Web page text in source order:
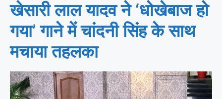
खेसारी लाल यादव ने ‘धोखेबाज हो
गया’ गाने में चांदनी सिंह के साथ
मचाया तहलका